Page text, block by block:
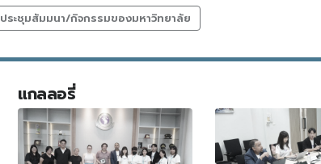
ประชุมสัมมนา/กิจกรรมของมหาวิทยาลัย
แกลลอรี่